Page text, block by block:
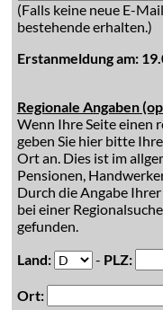
(Falls keine neue E-
bestehende erhalten.)
Erstanmeldung am:
Regionale Angaben
Wenn Ihre Seite einen
geben Sie hier bitte
Ort an. Dies ist im
Pensionen,
Durch die Angabe
bei einer
gefunden.
Land:
- PLZ:
Ort: